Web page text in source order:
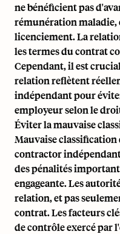
ne bénéficient pas
rémunération maladie,
licenciement. La
les termes du contrat
Cependant, il est
relation reflètent
indépendant pour
employeur selon le
Éviter la mauvaise
Mauvaise classification
contractor
des pénalités
engageante. Les
relation, et pas
contrat. Les facteurs
de contrôle exercé par